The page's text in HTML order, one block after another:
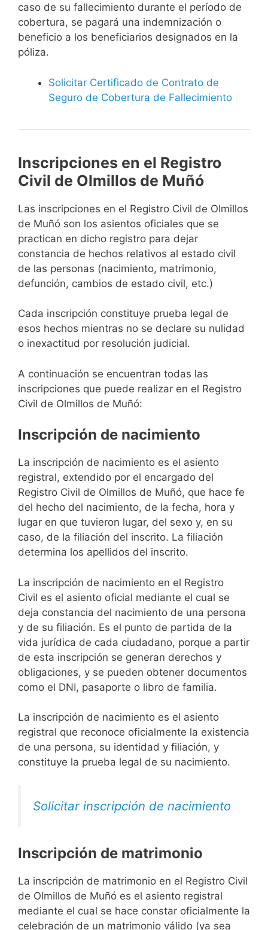
caso de su fallecimiento durante el período de
cobertura, se pagará una indemnización o
beneficio a los beneficiarios designados en la
póliza.
Solicitar Certificado de Contrato de
Seguro de Cobertura de Fallecimiento
Inscripciones en el Registro
Civil de Olmillos de Muñó
Las inscripciones en el Registro Civil de Olmillos
de Muñó son los asientos oficiales que se
practican en dicho registro para dejar
constancia de hechos relativos al estado civil
de las personas (nacimiento, matrimonio,
defunción, cambios de estado civil, etc.)
Cada inscripción constituye prueba legal de
esos hechos mientras no se declare su nulidad
o inexactitud por resolución judicial.
A continuación se encuentran todas las
inscripciones que puede realizar en el Registro
Civil de Olmillos de Muñó:
Inscripción de nacimiento
La inscripción de nacimiento es el asiento
registral, extendido por el encargado del
Registro Civil de Olmillos de Muñó, que hace fe
del hecho del nacimiento, de la fecha, hora y
lugar en que tuvieron lugar, del sexo y, en su
caso, de la filiación del inscrito. La filiación
determina los apellidos del inscrito.
La inscripción de nacimiento en el Registro
Civil es el asiento oficial mediante el cual se
deja constancia del nacimiento de una persona
y de su filiación. Es el punto de partida de la
vida jurídica de cada ciudadano, porque a partir
de esta inscripción se generan derechos y
obligaciones, y se pueden obtener documentos
como el DNI, pasaporte o libro de familia.
La inscripción de nacimiento es el asiento
registral que reconoce oficialmente la existencia
de una persona, su identidad y filiación, y
constituye la prueba legal de su nacimiento.
Solicitar inscripción de nacimiento
Inscripción de matrimonio
La inscripción de matrimonio en el Registro Civil
de Olmillos de Muñó es el asiento registral
mediante el cual se hace constar oficialmente la
celebración de un matrimonio válido (ya sea